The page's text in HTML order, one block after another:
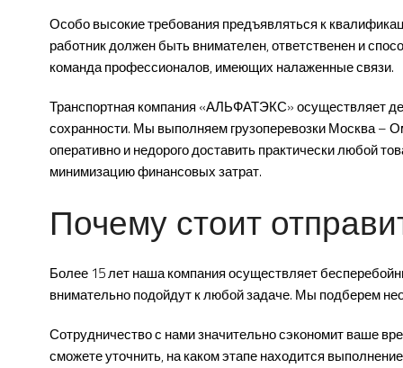
Особо высокие требования предъявляться к
работник должен быть внимателен, ответственен и
команда профессионалов, имеющих налаженные связи.
Транспортная компания «АЛЬФАТЭКС» осуществляет
сохранности. Мы выполняем грузоперевозки Москва –
оперативно и недорого доставить практически любой
минимизацию финансовых затрат.
Почему стоит
Более 15 лет наша компания осуществляет
внимательно подойдут к любой задаче. Мы подберем
Сотрудничество с нами значительно сэкономит ваше
сможете уточнить, на каком этапе находится